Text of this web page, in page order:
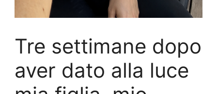
Tre settimane dopo
aver dato alla luce